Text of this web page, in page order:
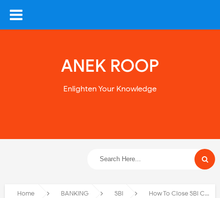
ANEK ROOP
Enlighten Your Knowledge
Home BANKING SBI How To Close SBI Credit Card in Hindi